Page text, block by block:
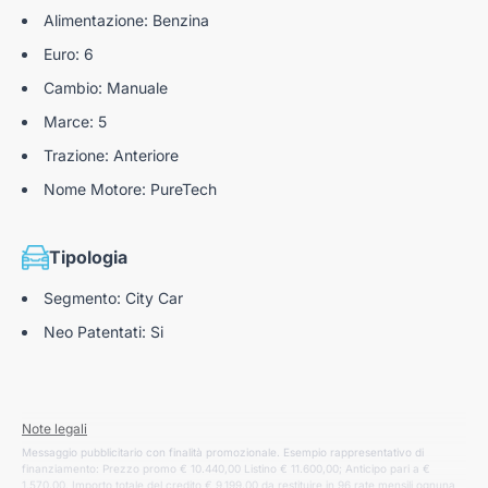
Alimentazione: Benzina
Euro: 6
Cambio: Manuale
Marce: 5
Trazione: Anteriore
Nome Motore: PureTech
Tipologia
Segmento: City Car
Neo Patentati: Si
Note legali
Messaggio pubblicitario con finalità promozionale. Esempio rappresentativo di
finanziamento: Prezzo promo € 10.440,00 Listino € 11.600,00; Anticipo pari a €
1.570,00. Importo totale del credito € 9.199,00 da restituire in 96 rate mensili ognuna